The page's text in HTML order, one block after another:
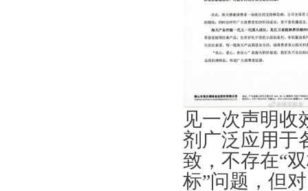
见一次声明收
剂广泛应用于
致，不存在“
标”问题，但